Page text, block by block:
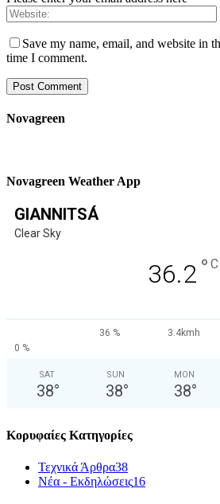
Save my name, email, and website in
time I comment.
Novagreen
Novagreen Weather App
GIANNITSÁ
Clear Sky
36.2 ° C
36 %
3.4kmh
0 %
SAT
38°
SUN
38°
MON
38°
Κορυφαίες Κατηγορίες
Τεχνικά Άρθρα38
Νέα - Εκδηλώσεις16